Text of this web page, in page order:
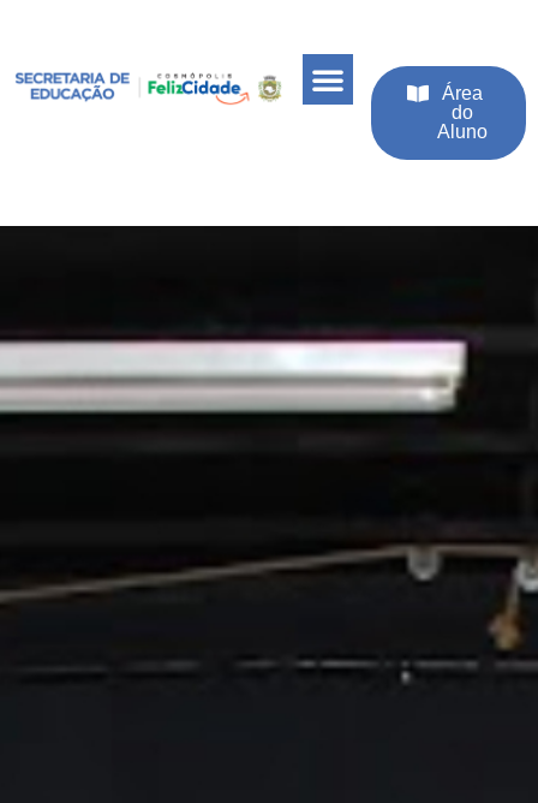
Área
do
Aluno